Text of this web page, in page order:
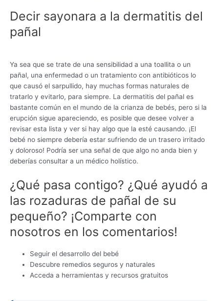
Decir sayonara a la dermatitis del
pañal
Ya sea que se trate de una sensibilidad a una toallita o un
pañal, una enfermedad o un tratamiento con antibióticos lo
que causó el sarpullido, hay muchas formas naturales de
tratarlo y evitarlo, para siempre. La dermatitis del pañal es
bastante común en el mundo de la crianza de bebés, pero si la
erupción sigue apareciendo, es posible que desee volver a
revisar esta lista y ver si hay algo que la esté causando. ¡El
bebé no siempre debería estar sufriendo de un trasero irritado
y doloroso! Podría ser una señal de que algo no anda bien y
deberías consultar a un médico holístico.
¿Qué pasa contigo? ¿Qué ayudó a
las rozaduras de pañal de su
pequeño? ¡Comparte con
nosotros en los comentarios!
Seguir el desarrollo del bebé
Descubre remedios seguros y naturales
Acceda a herramientas y recursos gratuitos